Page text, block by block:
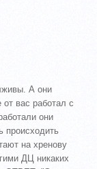
А они
вас работал с
они
происходить
на хренову
ДЦ никаких